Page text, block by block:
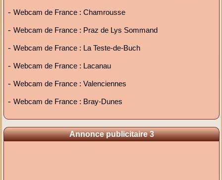
-Webcam de France : Chamrousse
-Webcam de France : Praz de Lys Sommand
-Webcam de France : La Teste-de-Buch
-Webcam de France : Lacanau
-Webcam de France : Valenciennes
-Webcam de France : Bray-Dunes
Annonce publicitaire 3